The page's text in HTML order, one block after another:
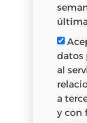
datos
al
a
y con